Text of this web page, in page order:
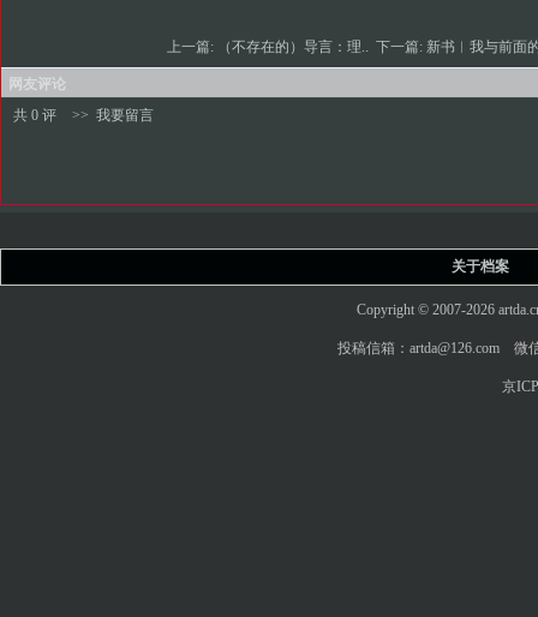
上一篇: （不存在的）导言：理.. 下一篇: 新书︱我与前面
网友评论
共 0 评
>> 我要留言
关于档案
Copyright © 2007-2026
投稿信箱：artda@126.com 微
京